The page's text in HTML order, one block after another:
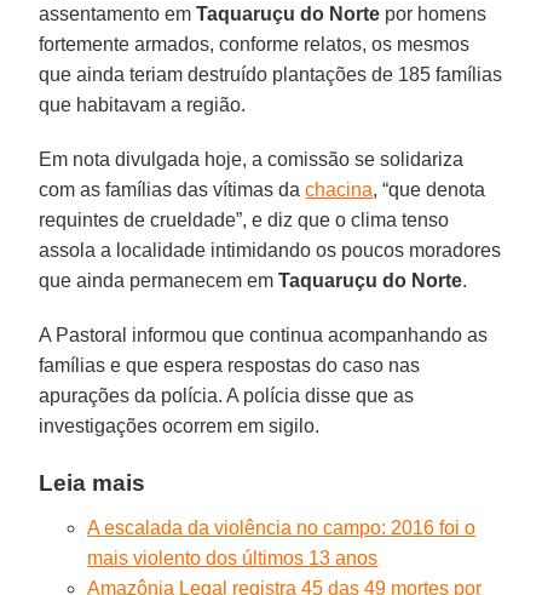
assentamento emTaquaruçu do Norte por homens
fortemente armados, conforme relatos, os mesmos
que ainda teriam destruído plantações de 185 famílias
que habitavam a região.
Em nota divulgada hoje, a comissão se solidariza
com as famílias das vítimas dachacina, “que denota
requintes de crueldade”, e diz que o clima tenso
assola a localidade intimidando os poucos moradores
que ainda permanecem emTaquaruçu do Norte.
A Pastoral informou que continua acompanhando as
famílias e que espera respostas do caso nas
apurações da polícia. A polícia disse que as
investigações ocorrem em sigilo.
Leia mais
A escalada da violência no campo: 2016 foi o
mais violento dos últimos 13 anos
Amazônia Legal registra 45 das 49 mortes por